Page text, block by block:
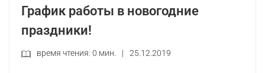
График работы в новогодние
праздники!
время чтения: 0 мин. 25.12.2019